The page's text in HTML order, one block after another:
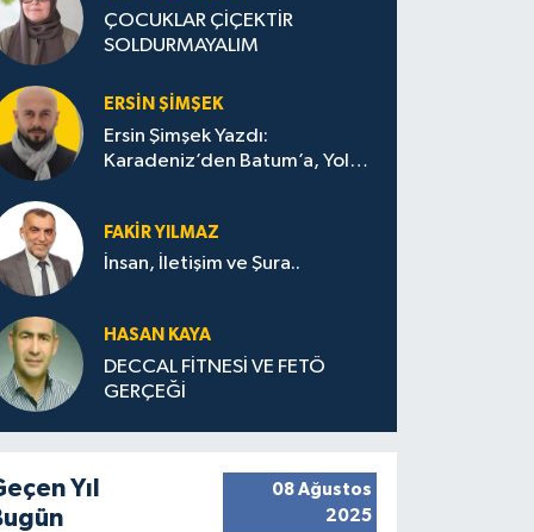
ÇOCUKLAR ÇİÇEKTİR
SOLDURMAYALIM
ERSIN ŞIMŞEK
Ersin Şimşek Yazdı:
Karadeniz’den Batum’a, Yolun
FAKIR YILMAZ
İnsan, İletişim ve Şura..
HASAN KAYA
DECCAL FİTNESİ VE FETÖ
GERÇEĞİ
Yıl
08 Ağustos
2025